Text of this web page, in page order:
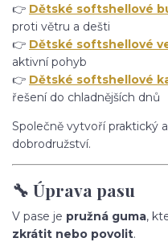
👉 Dětské softshellové
proti větru a dešti
👉 Dětské softshellové
aktivní pohyb
👉 Dětské softshellové
řešení do chladnějších dnů
Společně vytvoří praktický
dobrodružství.
🔧 Úprava pasu
V pase je pružná guma,
zkrátit nebo povolit.